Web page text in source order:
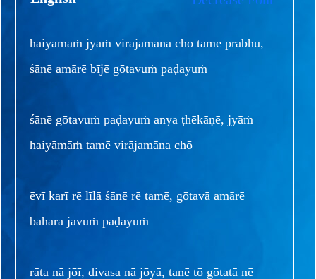
haiyāmāṁ jyāṁ virājamāna chō tamē prabhu,
śānē amārē bījē gōtavuṁ paḍayuṁ
śānē gōtavuṁ paḍayuṁ anya ṭhēkāṇē, jyāṁ
haiyāmāṁ tamē virājamāna chō
ēvī karī rē līlā śānē rē tamē, gōtavā amārē
bahāra jāvuṁ paḍayuṁ
rāta nā jōī, divasa nā jōyā, tanē tō gōtatā nē